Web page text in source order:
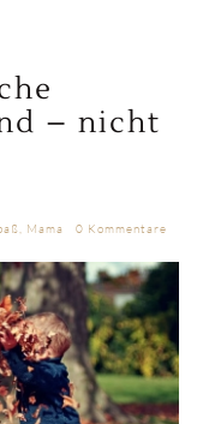
– nicht
, Mama 0 Kommentareon
1:
mit
Kind
–
nicht
nur
für
Kölner